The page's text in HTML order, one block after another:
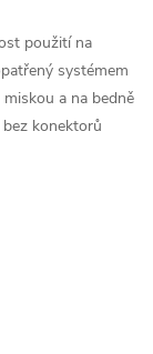
použití na
systémem
a na bedně
konektorů